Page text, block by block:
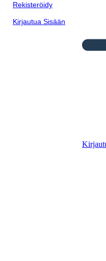
Rekisteröidy
Kirjautua Sisään
Kopioi
LUO